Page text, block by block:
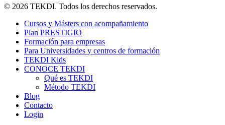
© 2026 TEKDI. Todos los derechos reservados.
Cursos y Másters con acompañamiento
Plan PRESTIGIO
Formación para empresas
Para Universidades y centros de formación
TEKDI Kids
CONOCE TEKDI
Qué es TEKDI
Método TEKDI
Blog
Contacto
Login